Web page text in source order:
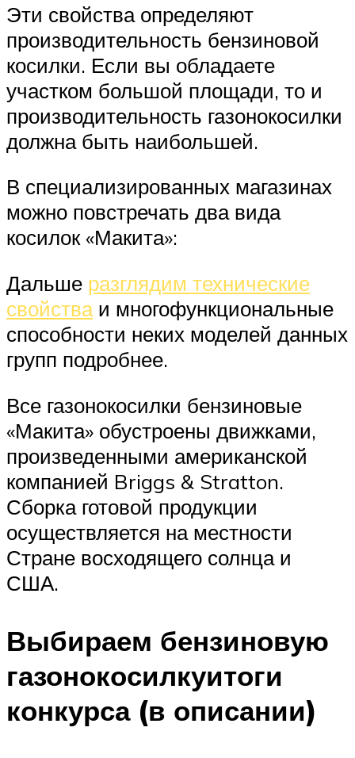
Эти свойства определяют
производительность бензиновой
косилки. Если вы обладаете
участком большой площади, то и
производительность газонокосилки
должна быть наибольшей.
В специализированных магазинах
можно повстречать два вида
косилок «Макита»:
Дальше разглядим технические
свойстваи многофункциональные
способности неких моделей данных
групп подробнее.
Все газонокосилки бензиновые
«Макита» обустроены движками,
произведенными американской
компанией Briggs & Stratton.
Сборка готовой продукции
осуществляется на местности
Стране восходящего солнца и
США.
Выбираем бензиновую
газонокосилкуитоги
конкурса (в описании)